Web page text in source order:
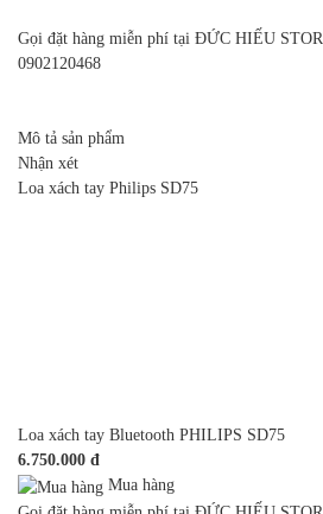
Gọi đặt hàng miễn phí tại ĐỨC HIẾU
0902120468
Mô tả sản phẩm
Nhận xét
Loa xách tay Philips SD75
Loa xách tay Bluetooth PHILIPS SD75
6.750.000 đ
Mua hàng